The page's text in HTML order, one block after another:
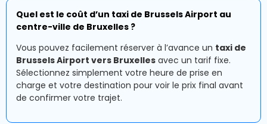
Quel est le coût d’un taxi de Brussels Airport au
centre-ville de Bruxelles ?
Vous pouvez facilement réserver à l’avance un taxi de
Brussels Airport vers Bruxelles avec un tarif fixe.
Sélectionnez simplement votre heure de prise en
charge et votre destination pour voir le prix final avant
de confirmer votre trajet.